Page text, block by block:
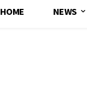
con TBM del
HOME NEWS